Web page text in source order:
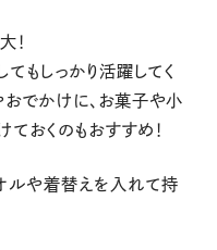
！
てもしっかり活躍してく
おでかけに、お菓子や小
ておくのもおすすめ！
ルや着替えを入れて持